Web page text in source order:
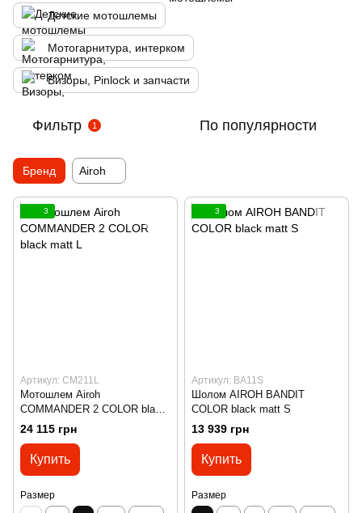
Детские мотошлемы
Мотогарнитура, интерком
Визоры, Pinlock и запчасти
Фильтр 1 По популярности
Бренд Airoh
3
Артикул: CM211L
Мотошлем Airoh
COMMANDER 2 COLOR black
matt L
24 115 грн
Купить
Размер
3
Артикул: BA11S
Шолом AIROH BANDIT
COLOR black matt S
13 939 грн
Купить
Размер